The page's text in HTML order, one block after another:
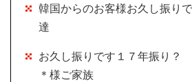
韓国からのお客様お久し振り
達
お久し振りです１７年振り？
＊様ご家族